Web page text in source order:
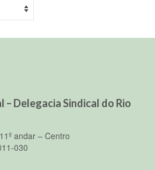
– Delegacia Sindical do Rio
andar – Centro
030